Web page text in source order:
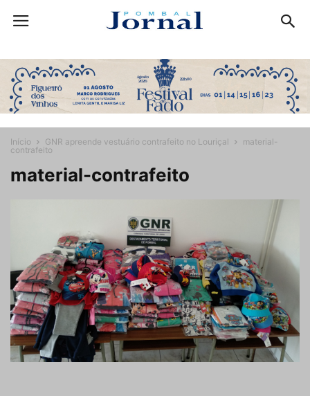
Início GNR apreende vestuário contrafeito no Louriçal
material-
contrafeito
material-contrafeito